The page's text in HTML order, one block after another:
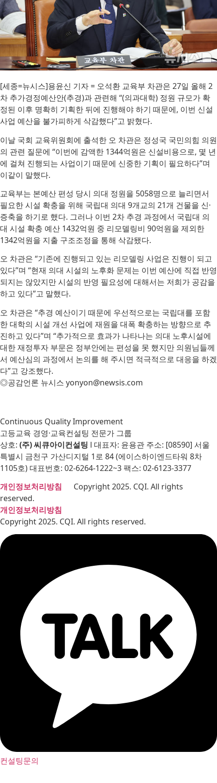
[세종=뉴시스]용윤신 기자 = 오석환 교육부 차관은 27일 올해 2
차 추가경정예산안(추경)과 관련해 “(의과대학) 정원 규모가 확
정된 이후 명확히 기획한 뒤에 진행해야 하기 때문에, 이번 신설
사업 예산을 불가피하게 삭감했다”고 밝혔다.
이날 국회 교육위원회에 출석한 오 차관은 정성국 국민의힘 의원
의 관련 질문에 “이번에 감액한 1344억원은 신설비용으로, 몇 년
에 걸쳐 진행되는 사업이기 때문에 신중한 기획이 필요하다”며
이같이 말했다.
교육부는 본예산 편성 당시 의대 정원을 5058명으로 늘리면서
필요한 시설 확충을 위해 국립대 의대 9개교의 21개 건물을 신·
증축을 하기로 했다. 그러나 이번 2차 추경 과정에서 국립대 의
대 시설 확충 예산 1432억원 중 리모델링비 90억원을 제외한
1342억원을 지출 구조조정을 통해 삭감됐다.
오 차관은 “기존에 진행되고 있는 리모델링 사업은 진행이 되고
있다”며 “현재 의대 시설의 노후화 문제는 이번 예산에 직접 반영
되지는 않았지만 시설의 반영 필요성에 대해서는 저희가 공감을
하고 있다”고 말했다.
오 차관은 “추경 예산이기 때문에 우선적으로는 국립대를 포함
한 대학의 시설 개선 사업에 재원을 대폭 확충하는 방향으로 추
진하고 있다”며 “추가적으로 효과가 나타나는 의대 노후시설에
대한 재정투자 부문은 정부안에는 편성을 못 했지만 의원님들께
서 예산심의 과정에서 논의를 해 주시면 적극적으로 대응을 하겠
다”고 강조했다.
◎공감언론 뉴시스 yonyon@newsis.com
Continuous Quality Improvement
고등교육 경영·교육컨설팅 전문가 그룹
상호: (주) 씨큐아이컨설팅 l 대표자: 윤용관 주소: [08590] 서울
특별시 금천구 가산디지털 1로 84 (에이스하이엔드타워 8차
1105호) 대표번호: 02-6264-1222~3 팩스: 02-6123-3377
개인정보처리방침 Copyright 2025. CQI. All rights
reserved.
개인정보처리방침
Copyright 2025. CQI. All rights reserved.
컨설팅문의